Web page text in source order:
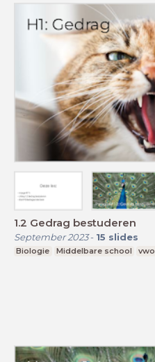
1.2 Gedrag bestuderen
September 2023- 15 slides
Biologie Middelbare school vwo